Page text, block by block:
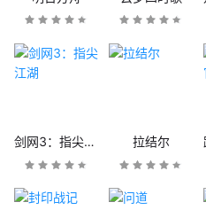
剑网3：指尖江湖 拉结尔